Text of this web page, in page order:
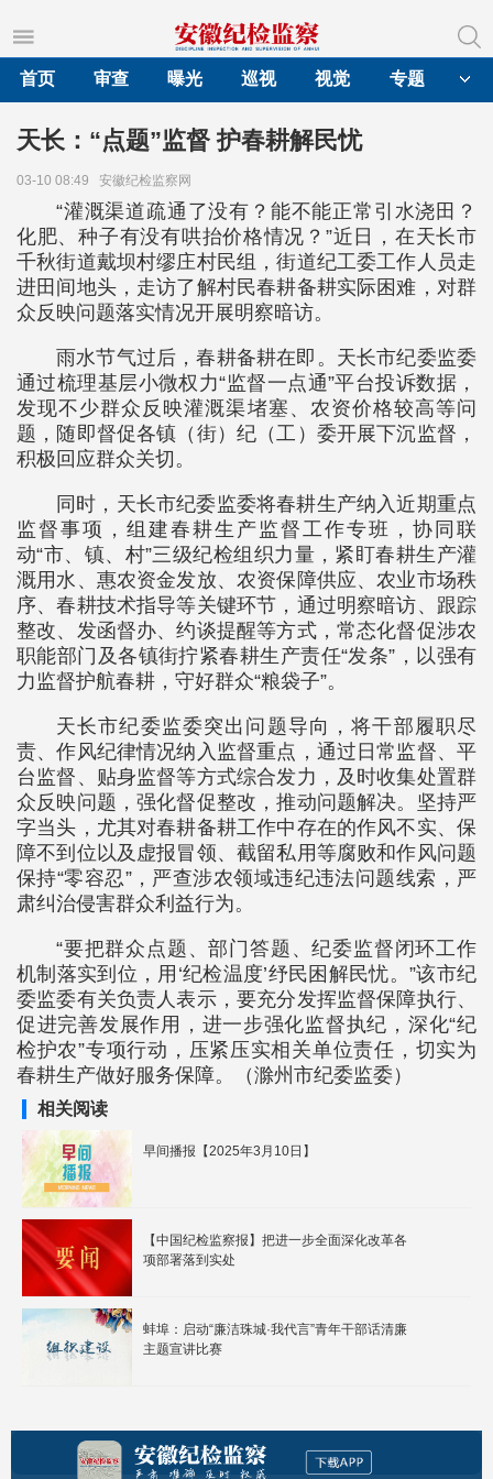
首页
审查 曝光 巡视 视觉 专题
天长：“点题”监督 护春耕解民忧
03-10 08:49 安徽纪检监察网
“灌溉渠道疏通了没有？能不能正常引水浇田？
化肥、种子有没有哄抬价格情况？”近日，在天长市
千秋街道戴坝村缪庄村民组，街道纪工委工作人员走
进田间地头，走访了解村民春耕备耕实际困难，对群
众反映问题落实情况开展明察暗访。
雨水节气过后，春耕备耕在即。天长市纪委监委
通过梳理基层小微权力“监督一点通”平台投诉数据，
发现不少群众反映灌溉渠堵塞、农资价格较高等问
题，随即督促各镇（街）纪（工）委开展下沉监督，
积极回应群众关切。
同时，天长市纪委监委将春耕生产纳入近期重点
监督事项，组建春耕生产监督工作专班，协同联
动“市、镇、村”三级纪检组织力量，紧盯春耕生产灌
溉用水、惠农资金发放、农资保障供应、农业市场秩
序、春耕技术指导等关键环节，通过明察暗访、跟踪
整改、发函督办、约谈提醒等方式，常态化督促涉农
职能部门及各镇街拧紧春耕生产责任“发条”，以强有
力监督护航春耕，守好群众“粮袋子”。
天长市纪委监委突出问题导向，将干部履职尽
责、作风纪律情况纳入监督重点，通过日常监督、平
台监督、贴身监督等方式综合发力，及时收集处置群
众反映问题，强化督促整改，推动问题解决。坚持严
字当头，尤其对春耕备耕工作中存在的作风不实、保
障不到位以及虚报冒领、截留私用等腐败和作风问题
保持“零容忍”，严查涉农领域违纪违法问题线索，严
肃纠治侵害群众利益行为。
“要把群众点题、部门答题、纪委监督闭环工作
机制落实到位，用‘纪检温度’纾民困解民忧。”该市纪
委监委有关负责人表示，要充分发挥监督保障执行、
促进完善发展作用，进一步强化监督执纪，深化“纪
检护农”专项行动，压紧压实相关单位责任，切实为
春耕生产做好服务保障。（滁州市纪委监委）
相关阅读
早间播报【2025年3月10日】
【中国纪检监察报】把进一步全面深化改革各
项部署落到实处
蚌埠：启动“廉洁珠城·我代言”青年干部话清廉
主题宣讲比赛